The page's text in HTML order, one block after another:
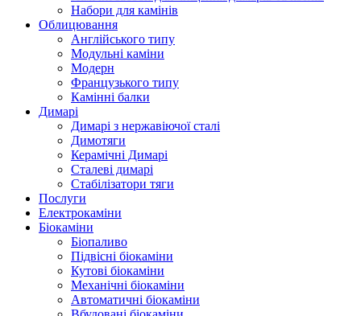
Набори для камінів
Облицювання
Англійського типу
Модульні каміни
Модерн
Французького типу
Камінні балки
Димарі
Димарі з нержавіючої сталі
Димотяги
Керамічні Димарі
Сталеві димарі
Стабілізатори тяги
Послуги
Електрокаміни
Біокаміни
Біопаливо
Підвісні біокаміни
Кутові біокаміни
Механічні біокаміни
Автоматичні біокаміни